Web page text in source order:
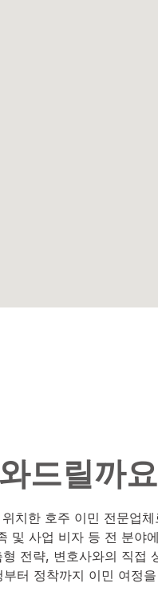
드릴까
치한 호주 이민 전문업
및 사업 비자 등 전 분야
전략, 변호사와의 직접
터 정착까지 이민 여정